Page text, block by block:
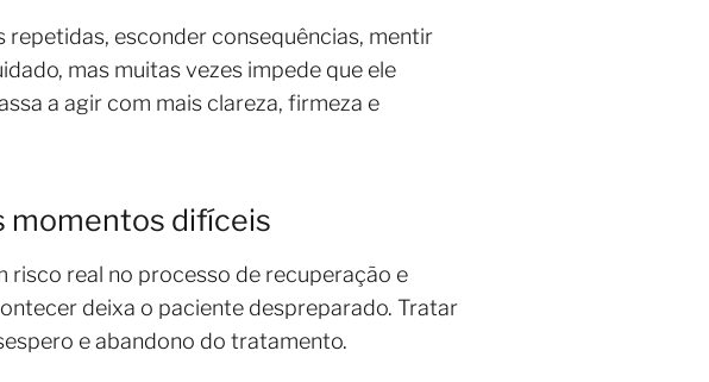
repetidas, esconder consequências, mentir
mas muitas vezes impede que ele
a agir com mais clareza, firmeza e
momentos difíceis
risco real no processo de recuperação e
deixa o paciente despreparado. Tratar
e abandono do tratamento.